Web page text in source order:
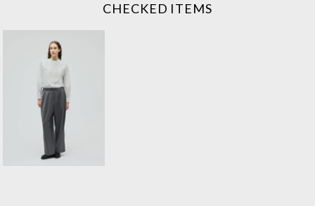
CHECKED ITEMS